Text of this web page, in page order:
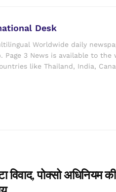
Desk
Worldwide daily
Page 3 News is available to
like Thailand, India,
विवाद, पोक्सो अधिनियम